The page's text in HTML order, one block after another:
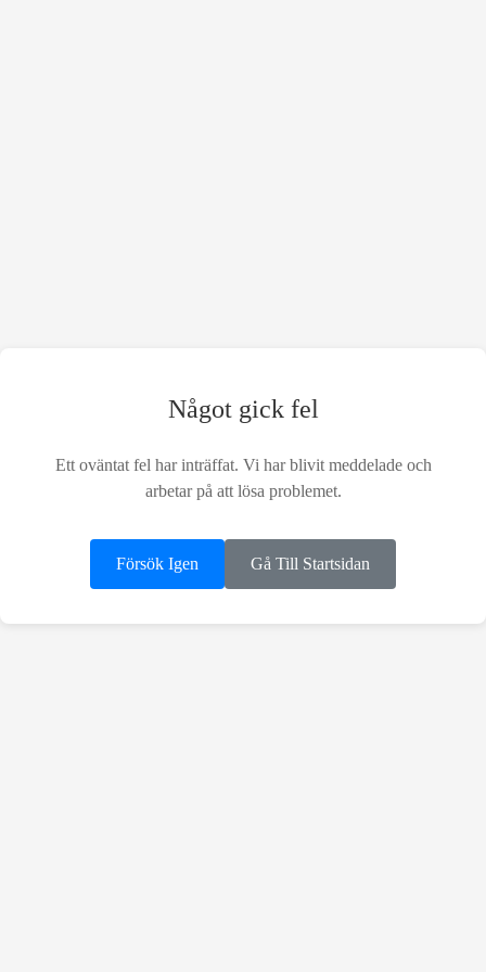
Något gick fel
Ett oväntat fel har inträffat. Vi har blivit meddelade och
arbetar på att lösa problemet.
Försök Igen Gå Till Startsidan